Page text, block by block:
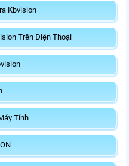
Kbvision
Trên Điện Thoại
Tính